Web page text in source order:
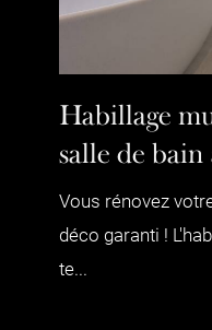
Habillage
salle de
Vous rénovez
déco garanti !
te...